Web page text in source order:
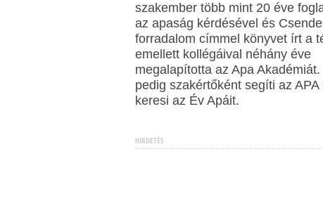
szakember több mint 20 éve
az apaság kérdésével és
forradalom címmel könyvet írt a
emellett kollégáival néhány éve
megalapította az Apa
pedig szakértőként segíti az
keresi az Év Apáit.
HIRDETÉS